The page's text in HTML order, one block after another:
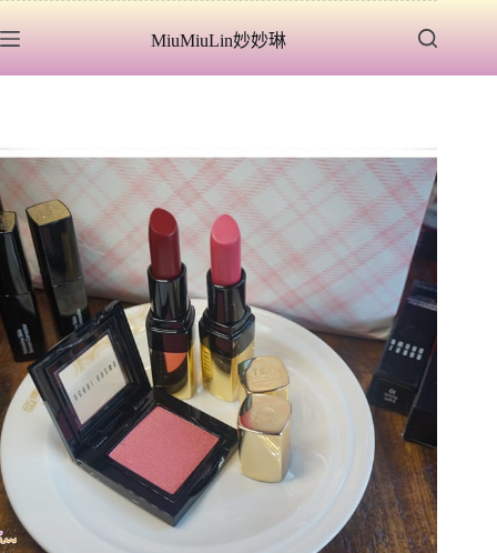
至
容
MiuMiuLin妙妙琳